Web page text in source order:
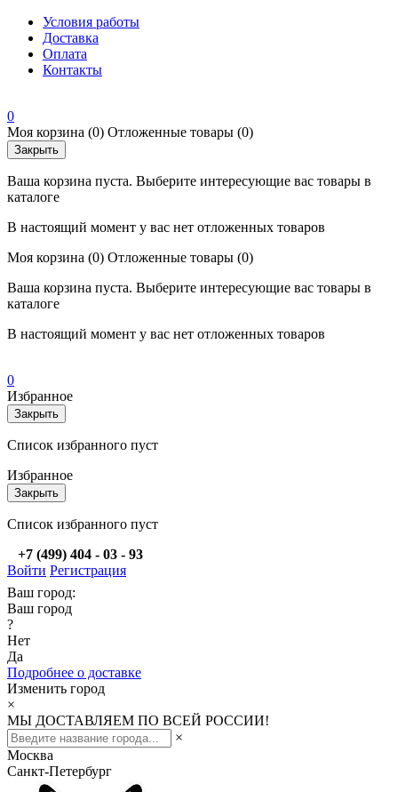
Условия работы
Доставка
Оплата
Контакты
0
Моя корзина (0) Отложенные товары (0)
Закрыть
Ваша корзина пуста. Выберите интересующие вас товары в
каталоге
В настоящий момент у вас нет отложенных товаров
Моя корзина (0) Отложенные товары (0)
Ваша корзина пуста. Выберите интересующие вас товары в
каталоге
В настоящий момент у вас нет отложенных товаров
0
Избранное
Закрыть
Список избранного пуст
Избранное
Закрыть
Список избранного пуст
+7 (499) 404 - 03 - 93
Войти Регистрация
Ваш город:
Ваш город
?
Нет
Да
Подробнее о доставке
Изменить город
×
МЫ ДОСТАВЛЯЕМ ПО ВСЕЙ РОССИИ!
×
Москва
Санкт-Петербург